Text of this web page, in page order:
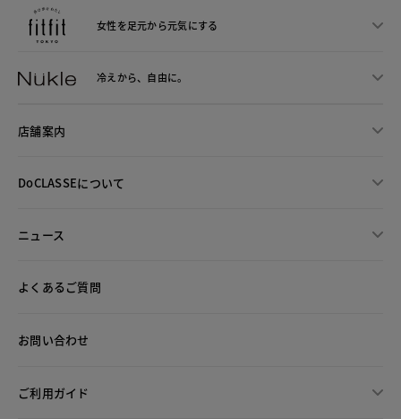
女性を足元から元気にする
冷えから、 自由に。
店舗案内
DoCLASSEについて
ニュース
よくあるご質問
お問い合わせ
ご利用ガイド